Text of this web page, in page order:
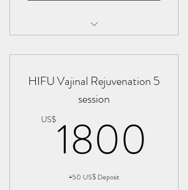
HIFU Vajinal Rejuvenation 5
session
US$1800
+50 US$ Deposit